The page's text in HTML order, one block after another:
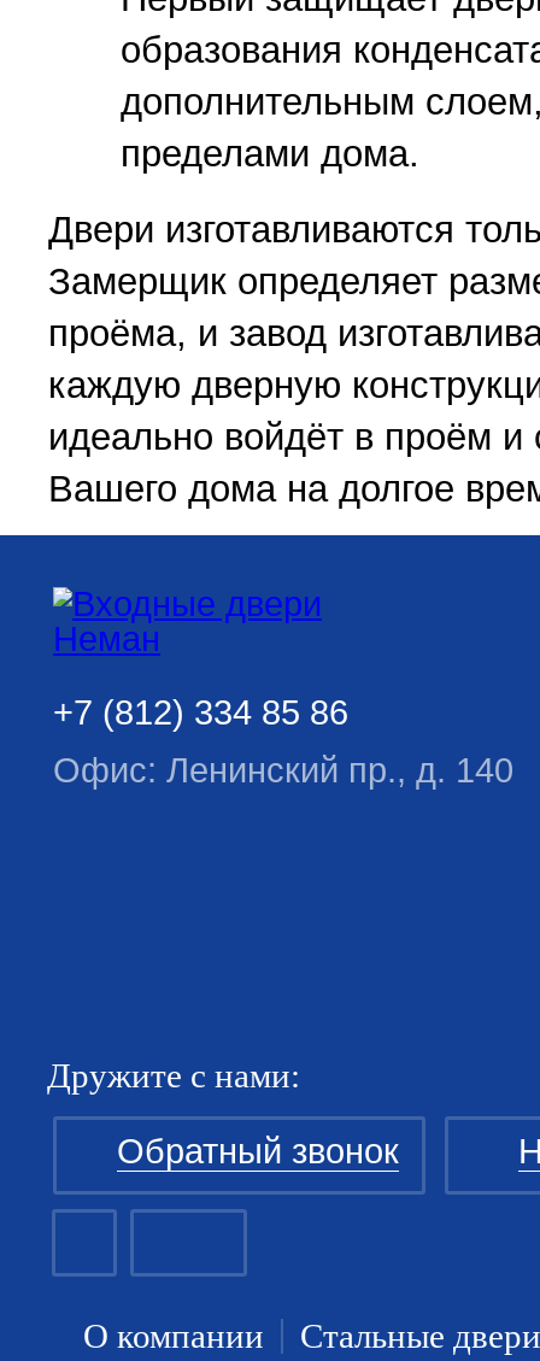
образования
дополнительным
пределами дома.
Двери изготавливаются
Замерщик определяет
проёма, и завод
каждую дверную
идеально войдёт в проём и
Вашего дома на долгое
+7 (812) 334 85 86
Офис: Ленинский пр., д. 140
Дружите с нами:
О компании Стальные двери
Обратный звонок